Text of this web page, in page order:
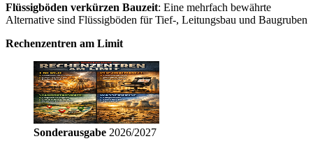
Flüssigböden verkürzen Bauzeit: Eine mehrfach bewährte
Alternative sind Flüssigböden für Tief-, Leitungsbau und Baugruben
Rechenzentren am Limit
Sonderausgabe 2026/2027